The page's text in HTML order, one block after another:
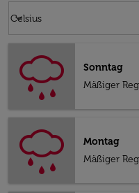
Celsius
keyboard_arrow_down
Sonntag
Mäßiger
Montag
Mäßiger